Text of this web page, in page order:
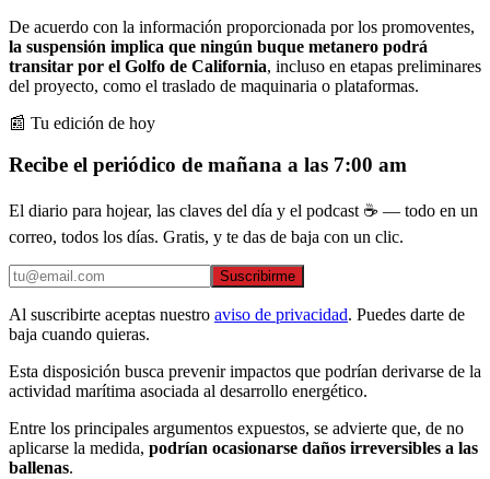
De acuerdo con la información proporcionada por los promoventes,
la suspensión implica que ningún buque metanero podrá
transitar por el Golfo de California, incluso en etapas preliminares
del proyecto, como el traslado de maquinaria o plataformas.
📰 Tu edición de hoy
Recibe el periódico de mañana a las 7:00 am
El diario para hojear, las claves del día y el podcast ☕ — todo en un
correo, todos los días. Gratis, y te das de baja con un clic.
Suscribirme
Al suscribirte aceptas nuestro aviso de privacidad. Puedes darte de
baja cuando quieras.
Esta disposición busca prevenir impactos que podrían derivarse de la
actividad marítima asociada al desarrollo energético.
Entre los principales argumentos expuestos, se advierte que, de no
aplicarse la medida, podrían ocasionarse daños irreversibles a las
ballenas.